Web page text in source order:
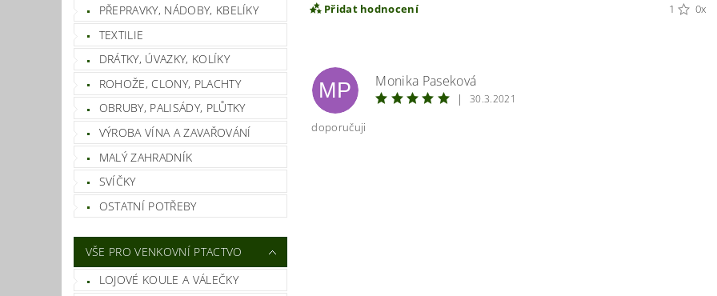
PŘEPRAVKY, NÁDOBY, KBELÍKY
TEXTILIE
DRÁTKY, ÚVAZKY, KOLÍKY
ROHOŽE, CLONY, PLACHTY
OBRUBY, PALISÁDY, PLŮTKY
VÝROBA VÍNA A ZAVAŘOVÁNÍ
MALÝ ZAHRADNÍK
SVÍČKY
OSTATNÍ POTŘEBY
VŠE PRO VENKOVNÍ PTACTVO
LOJOVÉ KOULE A VÁLEČKY
Přidat hodnocení
1
0x
MP
Monika Paseková
|
30.3.2021
doporučuji